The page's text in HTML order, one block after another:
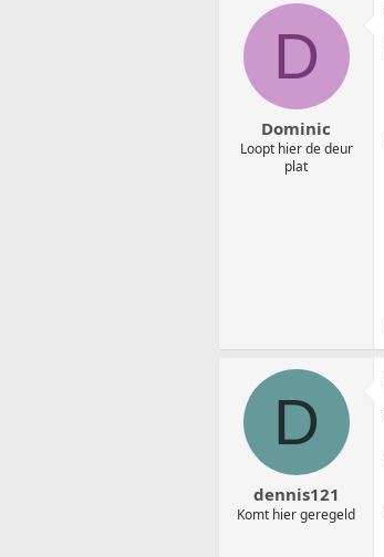
D
Dominic
Loopt hier de deur
plat
D
dennis121
Komt hier geregeld